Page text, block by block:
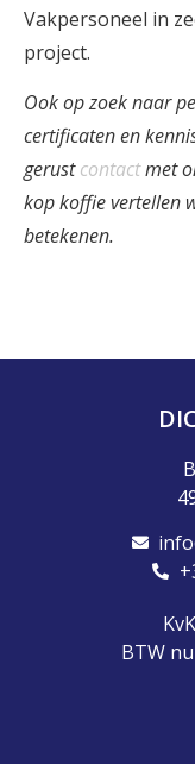
Vakpersoneel in
project.
Ook op zoek naar
certificaten en
gerustcontactmet
kop koffie vertellen
betekenen.
BTW